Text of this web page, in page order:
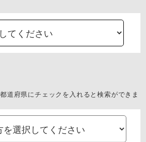
道府県にチェックを入れると検索ができま